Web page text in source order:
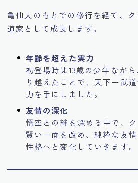
亀仙人のもとでの修行を経て、
道家として成長します。
年齢を超えた実力
初登場時は13歳の少年なが
り越えたことで、天下一武
力を手にしました。
友情の深化
悟空との絆を深める中で、
賢い一面を改め、純粋な友
性格へと変化していきます。